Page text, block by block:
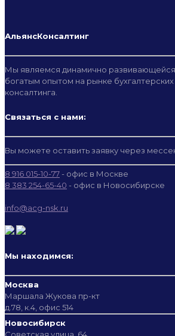
АльянсКонсалтинг
Мы являемся динамично
богатым опытом на рынке бухгалтерских
консалтинга.
Связаться с нами:
Вы можете оставить заявку через
8 916 015-10-77- офис в Москве
8 383 254-65-40 - офис в Новосибирске
info@acg-nsk.ru
Мы находимся:
Москва
Маршала Жукова пр-кт
д.78, к.4, офис 514
Новосибирск